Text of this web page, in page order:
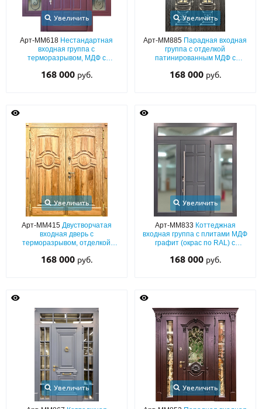
Увеличить
Арт-ММ618 Нестандартная
входная группа с
терморазрывом, МДФ с
стеклопакетами и ковкой
168 000 руб.
Увеличить
Арт-ММ885 Парадная входная
группа с отделкой
патинированным МДФ с
стеклами, капителями и
168 000 руб.
Увеличить
Арт-ММ415 Двустворчатая
входная дверь с
терморазрывом, отделкой
раскладом
168 000 руб.
Увеличить
Арт-ММ833 Коттеджная
входная группа с плитами МДФ
графит (окрас по RAL) с
стеклопакетами и длинной
168 000 руб.
Увеличить Увеличить